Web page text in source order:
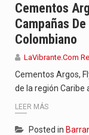
Cementos
Campañas
Colombiano
LaVibrante.Com
Cementos Argos,
de la región Caribe
LEER MÁS
Posted in